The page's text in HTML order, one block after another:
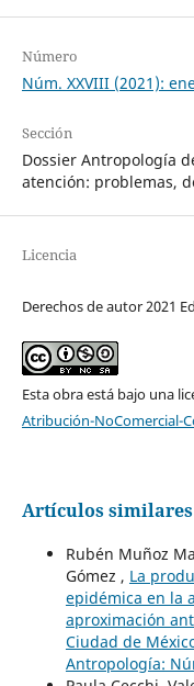
Número
Núm. XXVIII (2021):
Sección
Dossier Antropología
atención: problemas,
Licencia
Derechos de autor 2021
Esta obra está bajo una
Atribución-NoComercial-
Artículos similares
Rubén Muñoz
Gómez , La
epidémica en la
aproximación
Ciudad de
Antropología: